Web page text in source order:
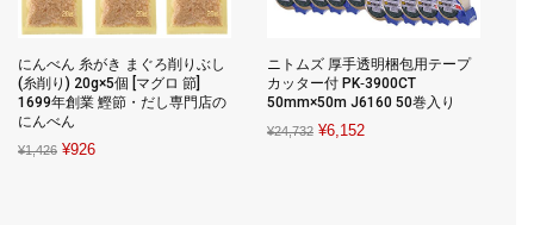
にんべん 糸がき まぐろ削りぶし
(糸削り) 20g×5個 [マグロ 節]
1699年創業 鰹節・だし専門店の
にんべん
¥1,426 Original
¥926Current
ニトムズ 厚手透明梱包用テープ
カッター付 PK‐3900CT
50mm×50m J6160 50巻入り
¥24,732 Original
¥6,152Current